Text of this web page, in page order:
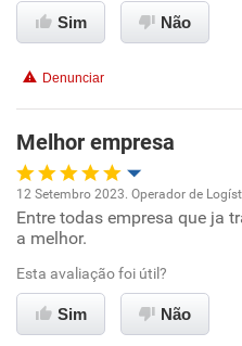
Benefícios
Recomenda esta empresa
Recomenda a diretoria
Sim Não
Denunciar
Melhor empresa
Oportunidade de promoção
Ambiente de trabalho
Conciliação com a vida familiar
12 Setembro 2023. Operador de
Entre todas empresa que ja
a melhor.
Esta avaliação foi útil?
Sim Não